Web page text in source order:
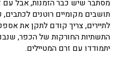
מסתבר שיש כבר הזמנות, אבל עם
תושבים מקומיים רוטנים
לתיירים, צריך קודם לתקן את
התשתיות החורקות של הכפר,
יתמודדו עם זרם המטיילים.